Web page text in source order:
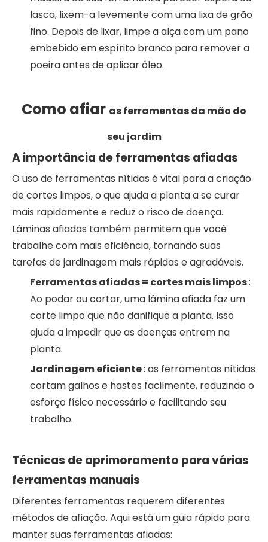
lasca, lixem-a levemente com uma lixa de grão
fino. Depois de lixar, limpe a alça com um pano
embebido em espírito branco para remover a
poeira antes de aplicar óleo.
Como afiar as ferramentas da mão do
seu jardim
A importância de ferramentas afiadas
O uso de ferramentas nítidas é vital para a criação
de cortes limpos, o que ajuda a planta a se curar
mais rapidamente e reduz o risco de doença.
Lâminas afiadas também permitem que você
trabalhe com mais eficiência, tornando suas
tarefas de jardinagem mais rápidas e agradáveis.
Ferramentas afiadas = cortes mais limpos:
Ao podar ou cortar, uma lâmina afiada faz um
corte limpo que não danifique a planta. Isso
ajuda a impedir que as doenças entrem na
planta.
Jardinagem eficiente: as ferramentas nítidas
cortam galhos e hastes facilmente, reduzindo o
esforço físico necessário e facilitando seu
trabalho.
Técnicas de aprimoramento para várias
ferramentas manuais
Diferentes ferramentas requerem diferentes
métodos de afiação. Aqui está um guia rápido para
manter suas ferramentas afiadas: